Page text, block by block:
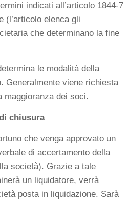
indicati all’articolo 1844-7
(l’articolo elenca gli
che determinano la fine
le modalità della
Generalmente viene richiesta
maggioranza dei soci.
chiusura
che venga approvato un
di accertamento della
società). Grazie a tale
un liquidatore, verrà
posta in liquidazione. Sarà